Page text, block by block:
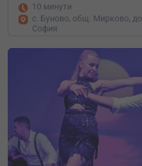
10 минути
с. Буново, общ. Мирково, до
София